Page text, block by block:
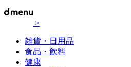
>
雑貨・日用品
食品・飲料
健康